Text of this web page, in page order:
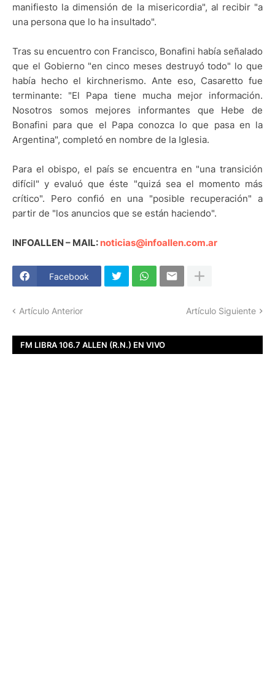
manifiesto la dimensión de la misericordia", al recibir "a
una persona que lo ha insultado".
Tras su encuentro con Francisco, Bonafini había señalado
que el Gobierno "en cinco meses destruyó todo" lo que
había hecho el kirchnerismo. Ante eso, Casaretto fue
terminante: "El Papa tiene mucha mejor información.
Nosotros somos mejores informantes que Hebe de
Bonafini para que el Papa conozca lo que pasa en la
Argentina", completó en nombre de la Iglesia.
Para el obispo, el país se encuentra en "una transición
difícil" y evaluó que éste "quizá sea el momento más
crítico". Pero confió en una "posible recuperación" a
partir de "los anuncios que se están haciendo".
INFOALLEN – MAIL: noticias@infoallen.com.ar
Facebook
Artículo Anterior Artículo Siguiente
FM LIBRA 106.7 ALLEN (R.N.) EN VIVO